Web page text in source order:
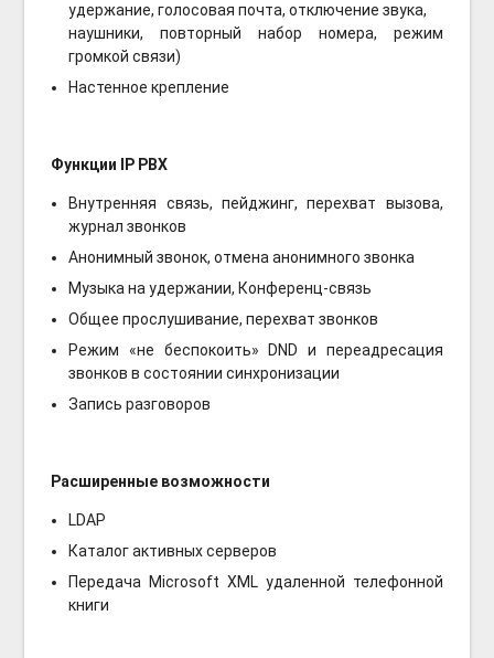
удержание, голосовая почта, отключение звука,
наушники, повторный набор номера, режим
громкой связи)
Настенное крепление
Функции IP PBX
Внутренняя связь, пейджинг, перехват вызова,
журнал звонков
Анонимный звонок, отмена анонимного звонка
Музыка на удержании, Конференц-связь
Общее прослушивание, перехват звонков
Режим «не беспокоить» DND и переадресация
звонков в состоянии синхронизации
Запись разговоров
Расширенные возможности
LDAP
Каталог активных серверов
Передача Microsoft XML удаленной телефонной
книги